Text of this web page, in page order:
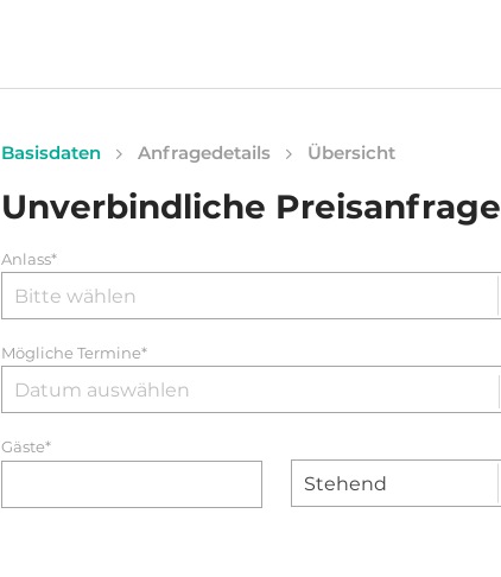
Basisdaten Anfragedetails Übersicht
Unverbindliche Preisanfrage
Anlass*
Mögliche Termine*
Gäste*